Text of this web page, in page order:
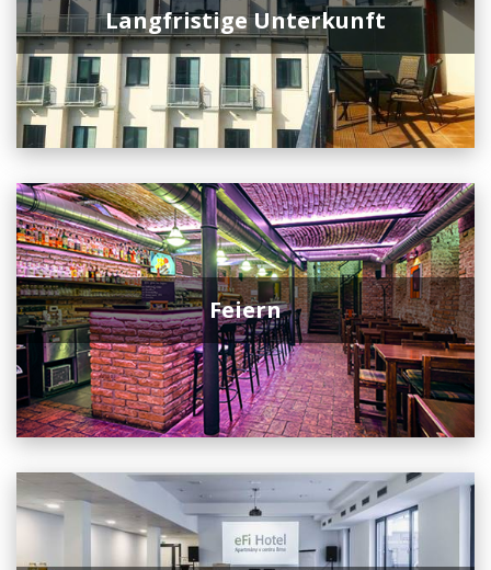
Langfristige Unterkunft
Feiern